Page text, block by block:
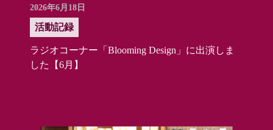
2026年6月18日
活動記録
ラジオコーナー「Blooming Design」に出演しま
した【6月】